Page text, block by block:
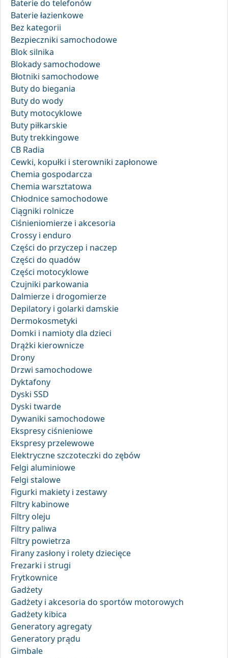
Baterie do telefonów
Baterie łazienkowe
Bez kategorii
Bezpieczniki samochodowe
Blok silnika
Blokady samochodowe
Błotniki samochodowe
Buty do biegania
Buty do wody
Buty motocyklowe
Buty piłkarskie
Buty trekkingowe
CB Radia
Cewki, kopułki i sterowniki zapłonowe
Chemia gospodarcza
Chemia warsztatowa
Chłodnice samochodowe
Ciągniki rolnicze
Ciśnieniomierze i akcesoria
Crossy i enduro
Części do przyczep i naczep
Części do quadów
Części motocyklowe
Czujniki parkowania
Dalmierze i drogomierze
Depilatory i golarki damskie
Dermokosmetyki
Domki i namioty dla dzieci
Drążki kierownicze
Drony
Drzwi samochodowe
Dyktafony
Dyski SSD
Dyski twarde
Dywaniki samochodowe
Ekspresy ciśnieniowe
Ekspresy przelewowe
Elektryczne szczoteczki do zębów
Felgi aluminiowe
Felgi stalowe
Figurki makiety i zestawy
Filtry kabinowe
Filtry oleju
Filtry paliwa
Filtry powietrza
Firany zasłony i rolety dziecięce
Frezarki i strugi
Frytkownice
Gadżety
Gadżety i akcesoria do sportów motorowych
Gadżety kibica
Generatory agregaty
Generatory prądu
Gimbale